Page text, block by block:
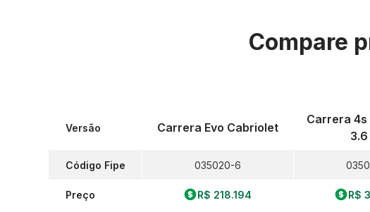
Compare
Versão
Código Fipe
Preço
Carrera Evo Cabriolet
035020-6
R$ 218.194
Carrera
R$